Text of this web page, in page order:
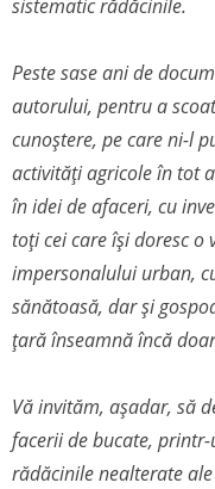
sistematic rădăcinile.
Peste sase ani de
autorului, pentru a
cunoștere, pe care ni-l
activități agricole în tot
în idei de afaceri, cu
toți cei care își doresc
impersonalului urban,
sănătoasă, dar și
țară înseamnă încă
Vă invităm, așadar, să
facerii de bucate,
rădăcinile nealterate